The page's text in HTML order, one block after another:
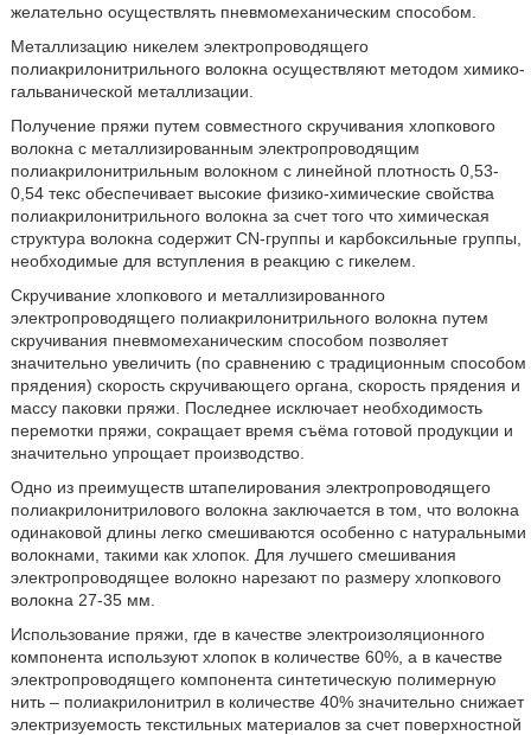
желательно осуществлять пневмомеханическим способом.
Металлизацию никелем электропроводящего
полиакрилонитрильного волокна осуществляют методом химико-
гальванической металлизации.
Получение пряжи путем совместного скручивания хлопкового
волокна с металлизированным электропроводящим
полиакрилонитрильным волокном с линейной плотность 0,53-
0,54 текс обеспечивает высокие физико-химические свойства
полиакрилонитрильного волокна за счет того что химическая
структура волокна содержит CN-группы и карбоксильные группы,
необходимые для вступления в реакцию с гикелем.
Скручивание хлопкового и металлизированного
электропроводящего полиакрилонитрильного волокна путем
скручивания пневмомеханическим способом позволяет
значительно увеличить (по сравнению с традиционным способом
прядения) скорость скручивающего органа, скорость прядения и
массу паковки пряжи. Последнее исключает необходимость
перемотки пряжи, сокращает время съёма готовой продукции и
значительно упрощает производство.
Одно из преимуществ штапелирования электропроводящего
полиакрилонитрилового волокна заключается в том, что волокна
одинаковой длины легко смешиваются особенно с натуральными
волокнами, такими как хлопок. Для лучшего смешивания
электропроводящее волокно нарезают по размеру хлопкового
волокна 27-35 мм.
Использование пряжи, где в качестве электроизоляционного
компонента используют хлопок в количестве 60%, а в качестве
электропроводящего компонента синтетическую полимерную
нить – полиакрилонитрил в количестве 40% значительно снижает
электризуемость текстильных материалов за счет поверхностной